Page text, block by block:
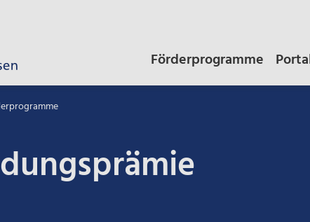
Förderprogramme